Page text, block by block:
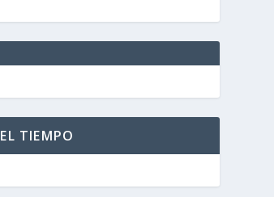
EL TIEMPO